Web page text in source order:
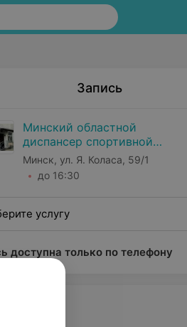
Запись
Минский областной
диспансер спортивной
медицины
Минск, ул. Я. Коласа, 59/1
до 16:30
услугу
доступна только по телефону